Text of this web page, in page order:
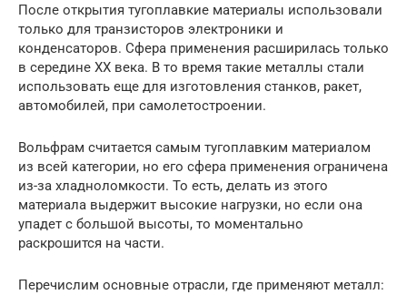
После открытия тугоплавкие материалы использовали
только для транзисторов электроники и
конденсаторов. Сфера применения расширилась только
в середине XX века. В то время такие металлы стали
использовать еще для изготовления станков, ракет,
автомобилей, при самолетостроении.
Вольфрам считается самым тугоплавким материалом
из всей категории, но его сфера применения ограничена
из-за хладноломкости. То есть, делать из этого
материала выдержит высокие нагрузки, но если она
упадет с большой высоты, то моментально
раскрошится на части.
Перечислим основные отрасли, где применяют металл: